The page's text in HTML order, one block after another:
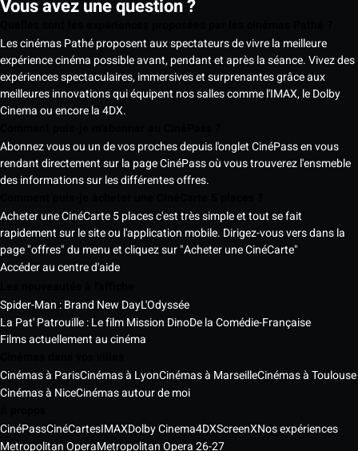
Vous avez une question ?
Les cinémas Pathé proposent aux spectateurs de vivre la meilleure
expérience cinéma possible avant, pendant et après la séance. Vivez des
expériences spectaculaires, immersives et surprenantes grâce aux
meilleures innovations qui équipent nos salles comme l'IMAX, le Dolby
Cinema ou encore la 4DX.
Abonnez vous ou un de vos proches depuis l'onglet CinéPass en vous
rendant directement sur la page CinéPass où vous trouverez l'ensmeble
des informations sur les différentes offres.
Acheter une CinéCarte 5 places c'est très simple et tout se fait
rapidement sur le site ou l'application mobile. Dirigez-vous vers dans la
page "offres" du menu et cliquez sur "Acheter une CinéCarte"
Accéder au centre d'aide
Spider-Man : Brand New DayL'Odyssée
La Pat' Patrouille : Le film Mission DinoDe la Comédie-Française
Films actuellement au cinéma
Cinémas à ParisCinémas à LyonCinémas à MarseilleCinémas à Toulouse
Cinémas à NiceCinémas autour de moi
CinéPassCinéCartesIMAXDolby Cinema4DXScreenXNos expériences
Metropolitan OperaMetropolitan Opera 26-27